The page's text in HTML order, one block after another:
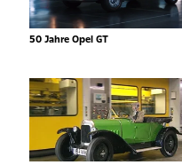
50 Jahre Opel GT